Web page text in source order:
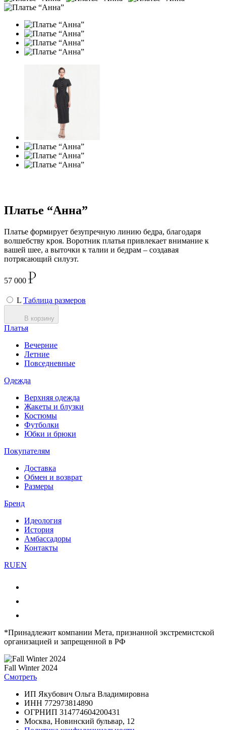
Платье “Анна”
Платье формирует безупречную линию бедра, благодаря
волшебству кроя. Воротник платья привлекает внимание к
вашей шее, а выточки к талии и бедрам – создавая
потрясающий силуэт.
57 000
L Таблица размеров
В корзину
Платья
Вечерние
Летние
Повседневные
Одежда
Верхняя одежда
Жакеты и блузки
Костюмы
Футболки
Юбки и брюки
Покупателям
Доставка
Обмен и возврат
Размеры
Бренд
Идеология
История
Амбассадоры
Контакты
RUEN
*Принадлежит компании Мета, признанной экстремистской
организацией и запрещенной в РФ
Fall Winter 2024
Смотреть
ИП Якубович Ольга Владимировна
ИНН 772973814890
ОГРНИП 314774604200431
Москва, Новинский бульвар, 12